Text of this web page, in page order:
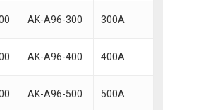
AK-A96-300 300A
AK-A96-400 400A
AK-A96-500 500A